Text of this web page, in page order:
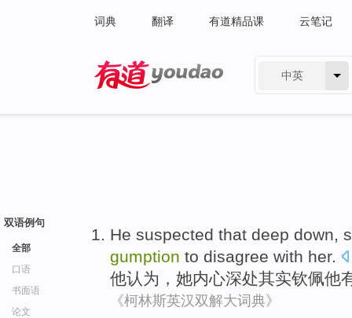
词典 翻译 有道精品课 云笔记
中英
双语例句
全部
口语
书面语
论文
He suspected that deep down,
gumption to disagree with her.
他认为 ， 她内心深处其实钦佩他
《柯林斯英汉双解大词典》